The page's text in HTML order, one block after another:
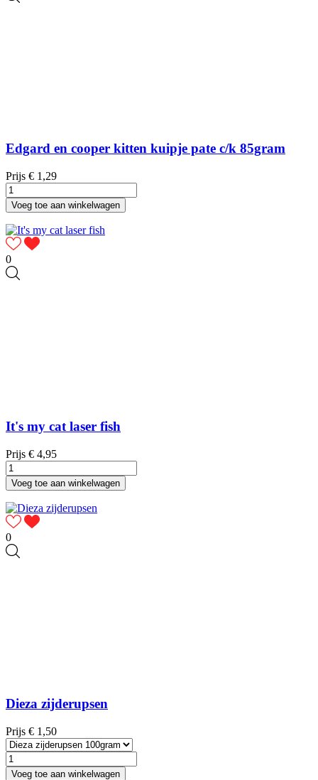
Edgard en cooper kitten kuipje pate c/k 85gram
Prijs € 1,29
Voeg toe aan winkelwagen
0
It's my cat laser fish
Prijs € 4,95
Voeg toe aan winkelwagen
0
Dieza zijderupsen
Prijs € 1,50
Voeg toe aan winkelwagen